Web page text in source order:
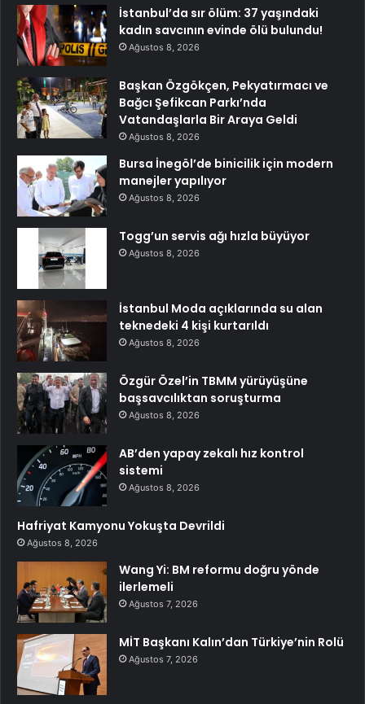
İstanbul’da sır ölüm: 37 yaşındaki
kadın savcının evinde ölü bulundu!
Ağustos 8, 2026
Başkan Özgökçen, Pekyatırmacı ve
Bağcı Şefikcan Parkı’nda
Vatandaşlarla Bir Araya Geldi
Ağustos 8, 2026
Bursa İnegöl’de binicilik için modern
manejler yapılıyor
Ağustos 8, 2026
Togg’un servis ağı hızla büyüyor
Ağustos 8, 2026
İstanbul Moda açıklarında su alan
teknedeki 4 kişi kurtarıldı
Ağustos 8, 2026
Özgür Özel’in TBMM yürüyüşüne
başsavcılıktan soruşturma
Ağustos 8, 2026
AB’den yapay zekalı hız kontrol
sistemi
Ağustos 8, 2026
Hafriyat Kamyonu Yokuşta Devrildi
Ağustos 8, 2026
Wang Yi: BM reformu doğru yönde
ilerlemeli
Ağustos 7, 2026
MİT Başkanı Kalın’dan Türkiye’nin Rolü
Ağustos 7, 2026